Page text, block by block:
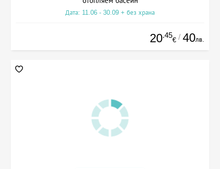
Дата: 11.06 - 30.09 + без храна
20.45
€ / 40лв.